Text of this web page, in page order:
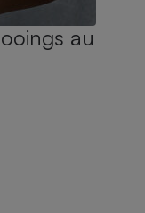
au